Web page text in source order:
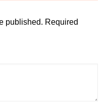
published. Required